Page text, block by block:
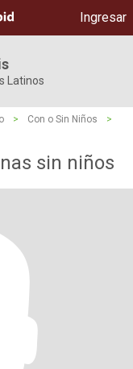
Ingresar
Latinos
> Con o Sin Niños
>
sin niños